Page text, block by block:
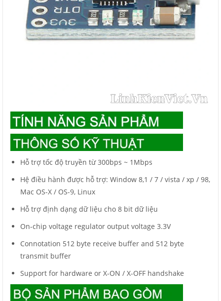
Hỗ trợ tốc độ truyền từ 300bps ~ 1Mbps
Hệ điều hành được hỗ trợ: Window 8,1 / 7 / vista / xp / 98,
Mac OS-X / OS-9, Linux
Hỗ trợ định dạng dữ liệu cho 8 bit dữ liệu
On-chip voltage regulator output voltage 3.3V
Connotation 512 byte receive buffer and 512 byte
transmit buffer
Support for hardware or X-ON / X-OFF handshake